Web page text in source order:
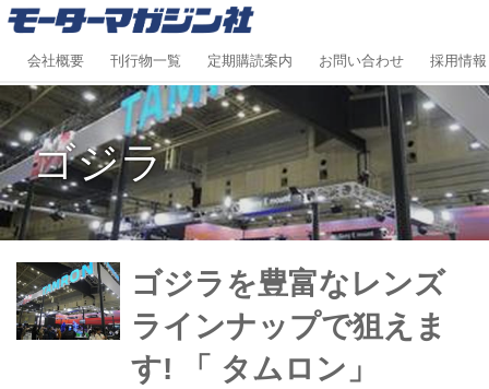
会社概要 刊行物一覧 定期購読案内 お問い合わせ 採用情報
ゴジラ
ゴジラを豊富なレンズ
ラインナップで狙えま
す! 「 タムロン」